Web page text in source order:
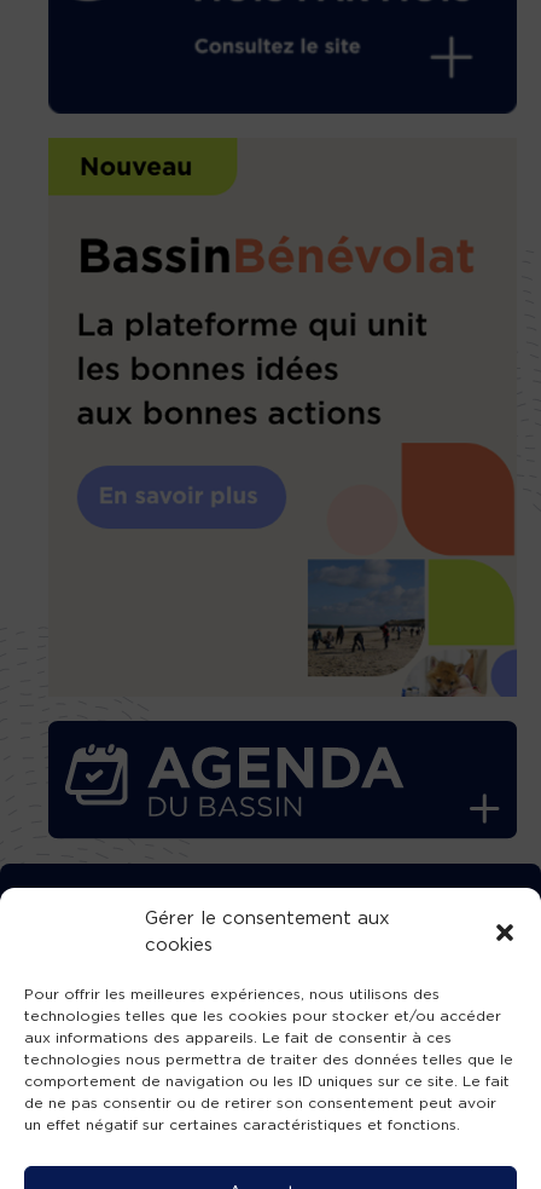
Gérer le consentement aux
cookies
Pour offrir les meilleures expériences, nous utilisons des
technologies telles que les cookies pour stocker et/ou accéder
aux informations des appareils. Le fait de consentir à ces
technologies nous permettra de traiter des données telles que le
comportement de navigation ou les ID uniques sur ce site. Le fait
de ne pas consentir ou de retirer son consentement peut avoir
un effet négatif sur certaines caractéristiques et fonctions.
TÉLÉCHARGEZ GRATUITEMENT
L’APPLICATION TVBA !
SUIVEZ-NOUS !